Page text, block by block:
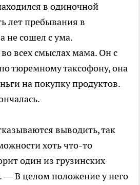
в одиночной
лет пребывания в
не сошел с ума.
всех смыслах мама. Он с
тюремному таксофону, она
на покупку продуктов.
выводить, так
хоть что-то
один из грузинских
— В целом положение у него